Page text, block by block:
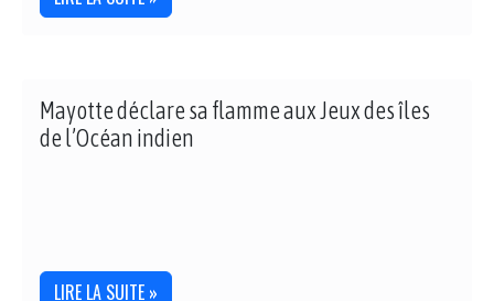
Mayotte déclare sa flamme aux Jeux des îles
de l’Océan indien
LIRE LA SUITE »